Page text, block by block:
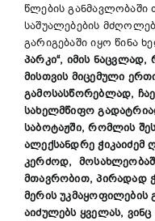
წლების
საშუალებების
გარიგებაში იყო წინა
პარკი“, იმის
მისთვის მიცემული
გამოსასწორებლად,
სახელმწიფო
საბოტაჟში, რომლის
ალექსანდრე ჭიკაიძემ
კერძოდ,
მთავრობით, პირადად
მერის უკმაყოფილების
აიძულებს ყველას, ვინც